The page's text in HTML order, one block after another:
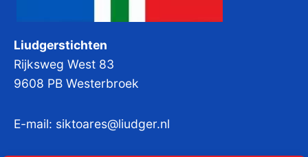
Liudgerstichten
Rijksweg West 83
9608 PB Westerbroek
E-mail: siktoares@liudger.nl